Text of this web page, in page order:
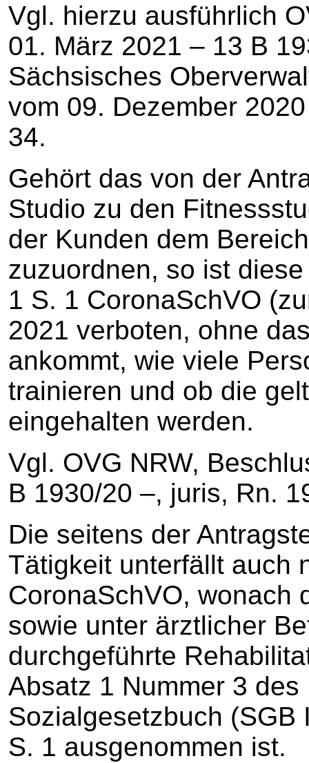
Vgl. hierzu ausführlich
01. März 2021 – 13 B
Sächsisches
vom 09. Dezember
34.
Gehört das von der
Studio zu den
der Kunden dem
zuzuordnen, so ist
1 S. 1 CoronaSchVO
2021 verboten, ohne
ankommt, wie viele
trainieren und ob die
eingehalten werden.
Vgl. OVG NRW,
B 1930/20 –, juris, Rn.
Die seitens der
Tätigkeit unterfällt auch
CoronaSchVO, wonach
sowie unter ärztlicher
durchgeführte
Absatz 1 Nummer 3
Sozialgesetzbuch (SGB
S. 1 ausgenommen ist.